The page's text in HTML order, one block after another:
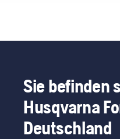
Sie befinden
Husqvarna
Deutschland